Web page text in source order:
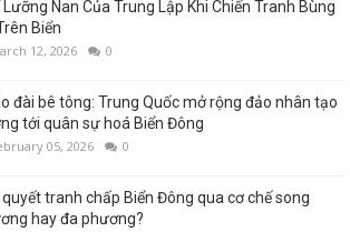
Lưỡng Nan Của Trung Lập Khi Chiến Tranh Bùng
Biển
12, 2026 0
đài bê tông: Trung Quốc mở rộng đảo nhân tạo
tới quân sự hoá Biển Đông
05, 2026 0
quyết tranh chấp Biển Đông qua cơ chế song
hay đa phương?